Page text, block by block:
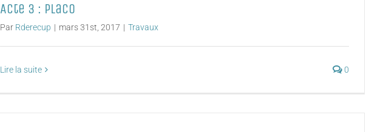
Acte 3 : placo
Par Rderecup | mars 31st, 2017 | Travaux
Lire la suite 0